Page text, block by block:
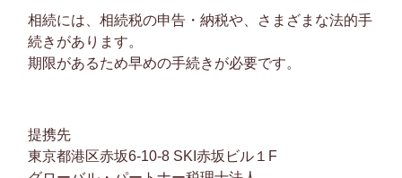
相続には、相続税の申告・納税や、さまざまな法的手
続きがあります。
期限があるため早めの手続きが必要です。
提携先
東京都港区赤坂6-10-8 SKI赤坂ビル１F